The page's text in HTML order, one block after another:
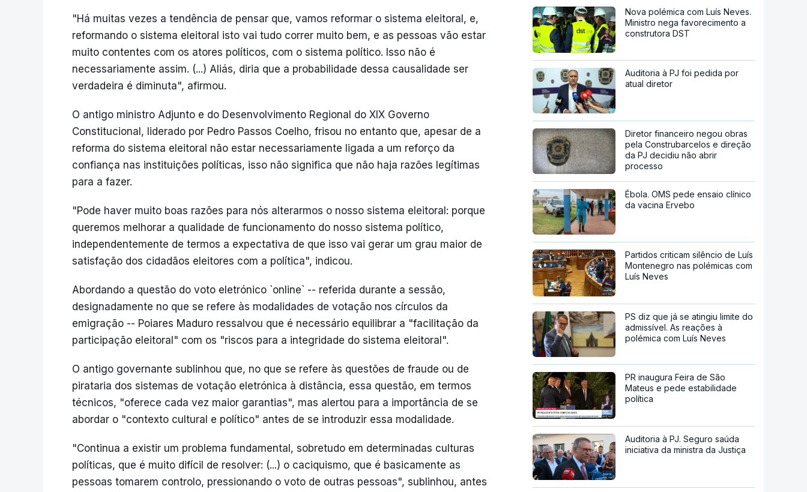
"Há muitas vezes a tendência de pensar que, vamos reformar o sistema eleitoral, e,
reformando o sistema eleitoral isto vai tudo correr muito bem, e as pessoas vão estar
muito contentes com os atores políticos, com o sistema político. Isso não é
necessariamente assim. (...) Aliás, diria que a probabilidade dessa causalidade ser
verdadeira é diminuta", afirmou.
O antigo ministro Adjunto e do Desenvolvimento Regional do XIX Governo
Constitucional, liderado por Pedro Passos Coelho, frisou no entanto que, apesar de a
reforma do sistema eleitoral não estar necessariamente ligada a um reforço da
confiança nas instituições políticas, isso não significa que não haja razões legítimas
para a fazer.
"Pode haver muito boas razões para nós alterarmos o nosso sistema eleitoral: porque
queremos melhorar a qualidade de funcionamento do nosso sistema político,
independentemente de termos a expectativa de que isso vai gerar um grau maior de
satisfação dos cidadãos eleitores com a política", indicou.
Abordando a questão do voto eletrónico `online` -- referida durante a sessão,
designadamente no que se refere às modalidades de votação nos círculos da
emigração -- Poiares Maduro ressalvou que é necessário equilibrar a "facilitação da
participação eleitoral" com os "riscos para a integridade do sistema eleitoral".
O antigo governante sublinhou que, no que se refere às questões de fraude ou de
pirataria dos sistemas de votação eletrónica à distância, essa questão, em termos
técnicos, "oferece cada vez maior garantias", mas alertou para a importância de se
abordar o "contexto cultural e político" antes de se introduzir essa modalidade.
"Continua a existir um problema fundamental, sobretudo em determinadas culturas
políticas, que é muito difícil de resolver: (...) o caciquismo, que é basicamente as
pessoas tomarem controlo, pressionando o voto de outras pessoas", sublinhou, antes
Nova polémica com Luís Neves.
Ministro nega favorecimento a
construtora DST
Auditoria à PJ foi pedida por
atual diretor
Diretor financeiro negou obras
pela Construbarcelos e direção
da PJ decidiu não abrir
processo
Ébola. OMS pede ensaio clínico
da vacina Ervebo
Partidos criticam silêncio de Luís
Montenegro nas polémicas com
Luís Neves
PS diz que já se atingiu limite do
admissível. As reações à
polémica com Luís Neves
PR inaugura Feira de São
Mateus e pede estabilidade
política
Auditoria à PJ. Seguro saúda
iniciativa da ministra da Justiça